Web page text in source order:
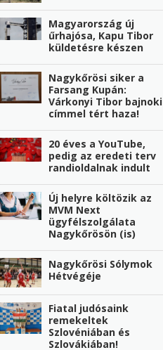
Magyarország új
űrhajósa, Kapu Tibor
küldetésre készen
Nagykőrösi siker a
Farsang Kupán:
Várkonyi Tibor bajnoki
címmel tért haza!
20 éves a YouTube,
pedig az eredeti terv
randioldalnak indult
Új helyre költözik az
MVM Next
ügyfélszolgálata
Nagykőrösön (is)
Nagykőrösi Sólymok
Hétvégéje
Fiatal judósaink
remekeltek
Szlovéniában és
Szlovákiában!